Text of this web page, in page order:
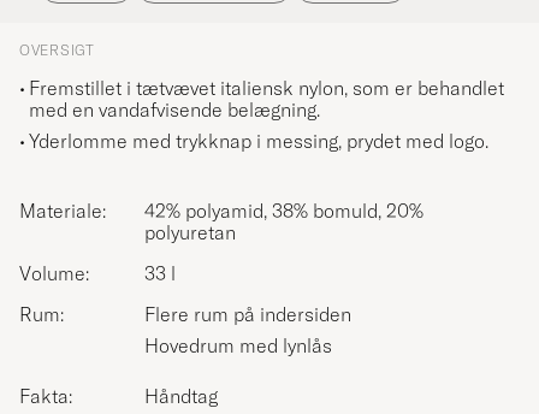
OVERSIGT
Fremstillet i tætvævet italiensk nylon, som er behandlet
med en vandafvisende belægning.
Yderlomme med trykknap i messing, prydet med logo.
Materiale:
42% polyamid, 38% bomuld, 20%
polyuretan
Volume:
33 l
Rum:
Flere rum på indersiden
Hovedrum med lynlås
Fakta:
Håndtag